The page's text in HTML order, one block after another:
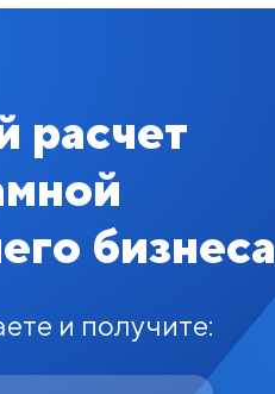
расчет
бизнеса
и получите: